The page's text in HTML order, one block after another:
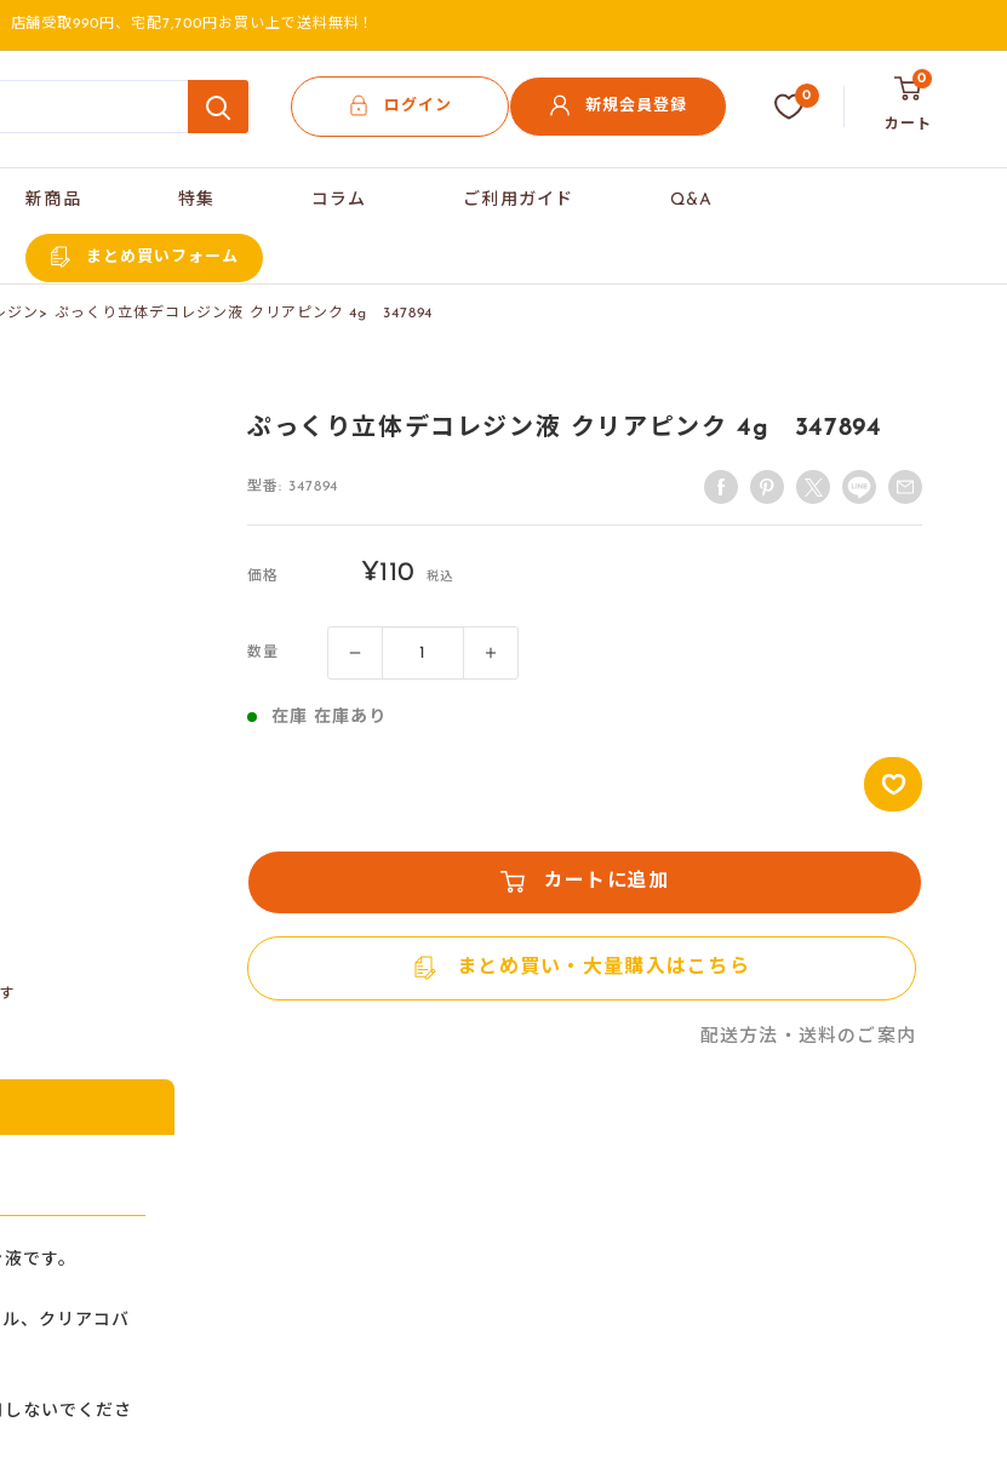
店舗受取990円、宅配7,700円お買い上で送料無料！
ログイン 新規会員登録
0
0
カート
新商品 特集 コラム ご利用ガイド Q&A
まとめ買いフォーム
ジン > ぷっくり立体デコレジン液 クリアピンク 4g 347894
ぷっくり立体デコレジン液 クリアピンク 4g 347894
型番: 347894
価格
販
価
格
¥110 税込
数量
在庫 在庫あり
カートに追加
まとめ買い・大量購入はこちら
配送方法・送料のご案内
です。
、クリアコバ
ないでくださ